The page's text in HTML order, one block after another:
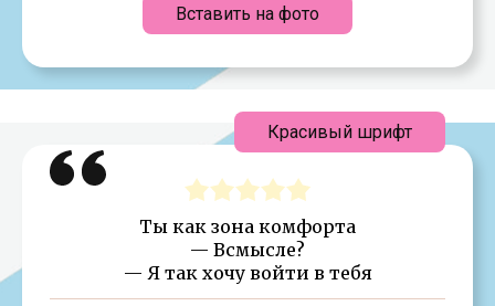
Вставить на фото
Ты как зона комфорта
— Всмысле?
— Я так хочу войти в тебя
Красивый шрифт